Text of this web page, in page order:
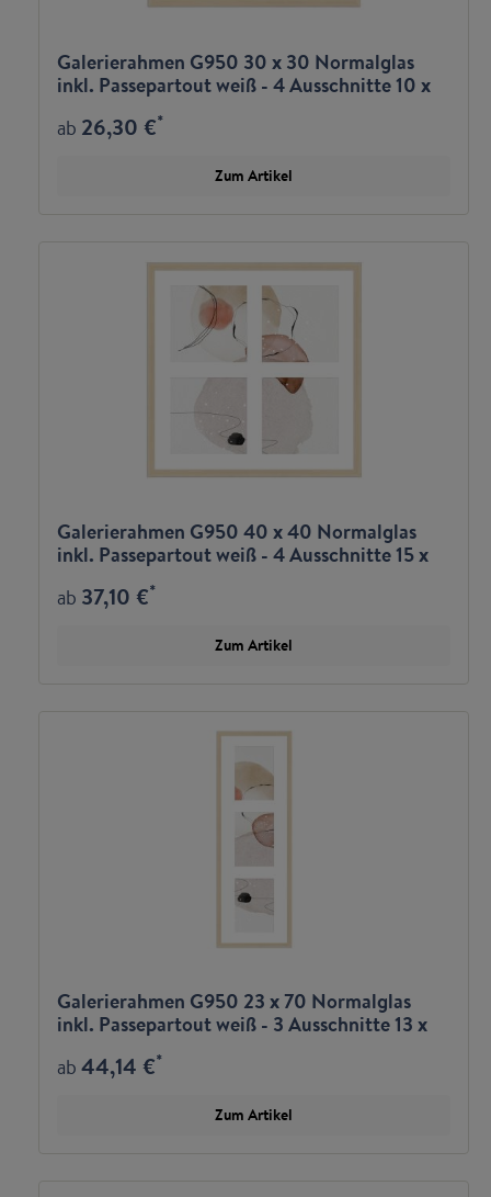
Galerierahmen G950 30 x 30 Normalglas
inkl. Passepartout weiß - 4 Ausschnitte 10 x
ab 26,30 €*
Zum Artikel
Galerierahmen G950 40 x 40 Normalglas
inkl. Passepartout weiß - 4 Ausschnitte 15 x
ab 37,10 €*
Zum Artikel
Galerierahmen G950 23 x 70 Normalglas
inkl. Passepartout weiß - 3 Ausschnitte 13 x
ab44,14 €*
Zum Artikel